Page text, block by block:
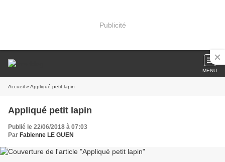
Publicité
MENU
Accueil » Appliqué petit lapin
Appliqué petit lapin
Publié le 22/06/2018 à 07:03
Par Fabienne LE GUEN